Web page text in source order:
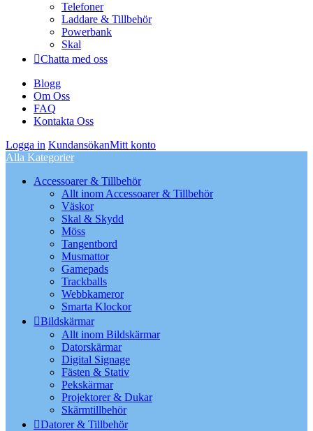
Telefoner
Laddare & Tillbehör
Powerbank
Skal
Chatta med oss
Blogg
Om Oss
FAQ
Kontakta Oss
Logga in KundansökanMitt konto
Alla Kategorier
Accessoarer & Tillbehör
Allt inom Accessoarer & Tillbehör
Väskor
Skal & Skydd
Möss
Tangentbord
Musmattor
Gamepads
Trackballs
Webbkameror
Smarta Klockor
Bildskärmar
Allt inom Bildskärmar
Datorskärmar
Digital Signage
Fästen & Stativ
Pekskärmar
Projektorer & Dukar
Skärmtillbehör
Datorer & Tillbehör